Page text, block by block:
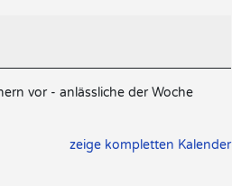
vor - anlässliche der Woche
zeige kompletten Kalender